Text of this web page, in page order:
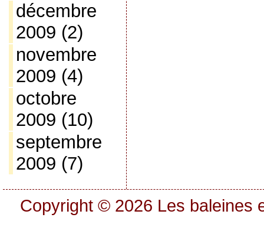
décembre
2009 (2)
novembre
2009 (4)
octobre
2009 (10)
septembre
2009 (7)
Copyright © 2026 Les baleines